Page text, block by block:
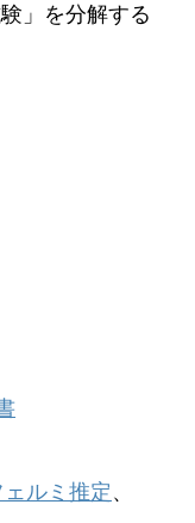
」を分解する
ェルミ推定、